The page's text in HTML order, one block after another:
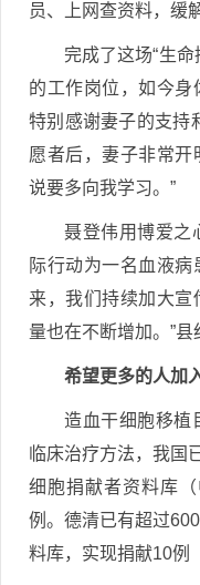
员、上网查资料，缓
完成了这场“生
的工作岗位，如今
特别感谢妻子的支持
愿者后，妻子非常
说要多向我学习。”
聂登伟用博爱之
际行动为一名血液病
来，我们持续加大
量也在不断增加。”县
希望更多的人加
造血干细胞移植
临床治疗方法，我国
细胞捐献者资料库
例。德清已有超过
料库，实现捐献10例